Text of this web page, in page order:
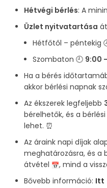
Hétvégi bérlés: A
Üzlet nyitvatartása
Hétfőtől – péntekig
Szombaton 🕘 9:00
Ha a bérés
akkor bérlési napnak
Az ékszerek legfeljebb
bérelhetők, és a
lehet. ⏰
Az áraink napi díjak
meghatározásra, és a
átvétel
, mind a
Bővebb információ: Itt